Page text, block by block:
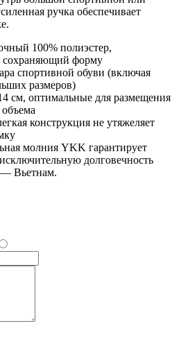
ручка обеспечивает
100% полиэстер,
сохраняющий форму
спортивной обуви (включая
размеров)
см, оптимальные для размещения
конструкция не утяжеляет
молния YKK гарантирует
долговечность
— Вьетнам.